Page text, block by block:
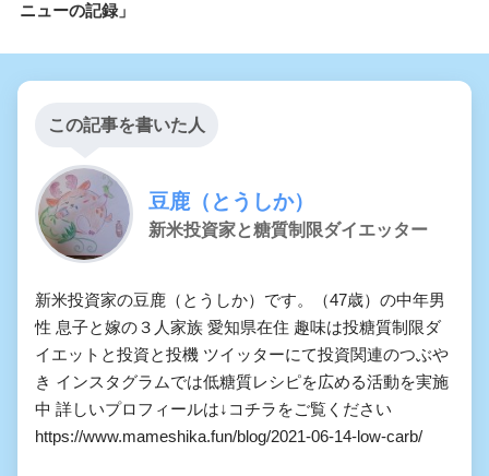
ニューの記録」
この記事を書いた人
豆鹿（とうしか）
新米投資家と糖質制限ダイエッター
新米投資家の豆鹿（とうしか）です。（47歳）の中年男
性 息子と嫁の３人家族 愛知県在住 趣味は投糖質制限ダ
イエットと投資と投機 ツイッターにて投資関連のつぶや
き インスタグラムでは低糖質レシピを広める活動を実施
中 詳しいプロフィールは↓コチラをご覧ください
https://www.mameshika.fun/blog/2021-06-14-low-carb/